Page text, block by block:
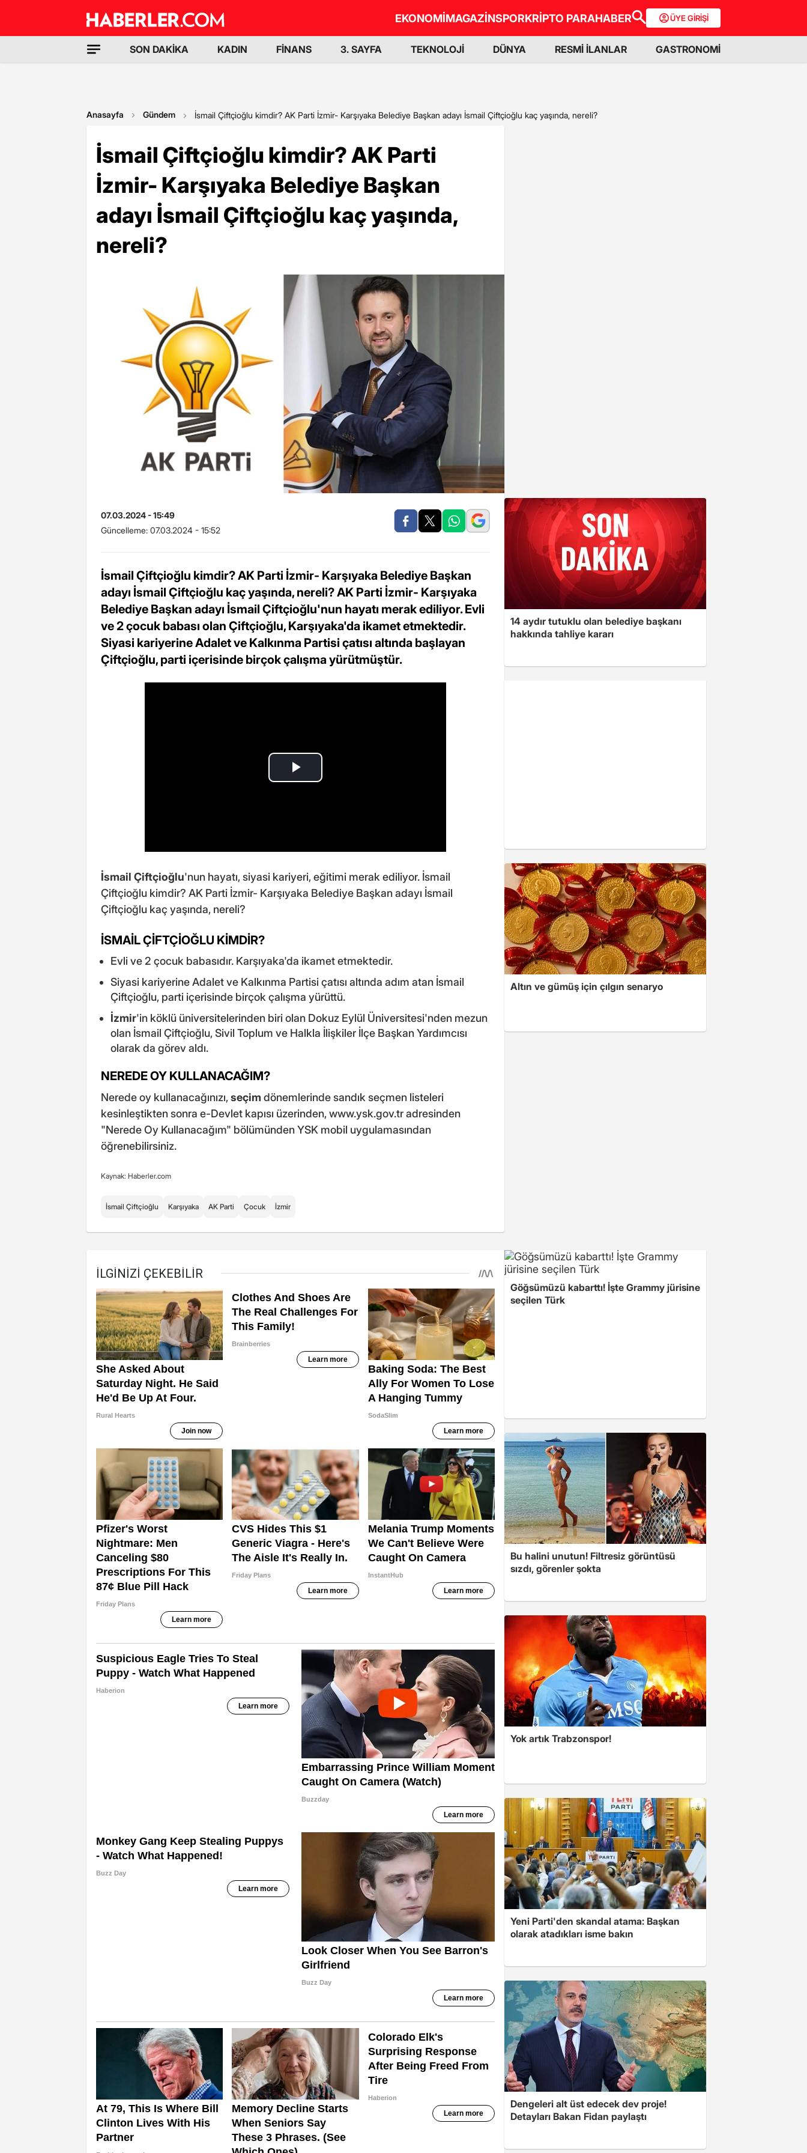
EKONOMİMAGAZİNSPORKRİPTO PARAHABER ÜYE GİRİŞİ
SON DAKİKA KADIN FİNANS 3. SAYFA TEKNOLOJİ DÜNYA RESMİ İLANLAR GASTRONOMİ
Anasayfa Gündem İsmail Çiftçioğlu kimdir? AK Parti İzmir- Karşıyaka Belediye Başkan adayı İsmail Çiftçioğlu kaç yaşında, nereli?
İsmail Çiftçioğlu kimdir? AK Parti
İzmir- Karşıyaka Belediye Başkan
adayı İsmail Çiftçioğlu kaç yaşında,
nereli?
07.03.2024 - 15:49
Güncelleme: 07.03.2024 - 15:52
İsmail Çiftçioğlu kimdir? AK Parti İzmir- Karşıyaka Belediye Başkan
adayı İsmail Çiftçioğlu kaç yaşında, nereli? AK Parti İzmir- Karşıyaka
Belediye Başkan adayı İsmail Çiftçioğlu'nun hayatı merak ediliyor. Evli
ve 2 çocuk babası olan Çiftçioğlu, Karşıyaka'da ikamet etmektedir.
Siyasi kariyerine Adalet ve Kalkınma Partisi çatısı altında başlayan
Çiftçioğlu, parti içerisinde birçok çalışma yürütmüştür.
İsmail Çiftçioğlu'nun hayatı, siyasi kariyeri, eğitimi merak ediliyor. İsmail
Çiftçioğlu kimdir? AK Parti İzmir- Karşıyaka Belediye Başkan adayı İsmail
Çiftçioğlu kaç yaşında, nereli?
İSMAİL ÇİFTÇİOĞLU KİMDİR?
Evli ve 2 çocuk babasıdır. Karşıyaka'da ikamet etmektedir.
Siyasi kariyerine Adalet ve Kalkınma Partisi çatısı altında adım atan İsmail
Çiftçioğlu, parti içerisinde birçok çalışma yürüttü.
İzmir'in köklü üniversitelerinden biri olan Dokuz Eylül Üniversitesi'nden mezun
olan İsmail Çiftçioğlu, Sivil Toplum ve Halkla İlişkiler İlçe Başkan Yardımcısı
olarak da görev aldı.
NEREDE OY KULLANACAĞIM?
Nerede oy kullanacağınızı,seçim dönemlerinde sandık seçmen listeleri
kesinleştikten sonra e-Devlet kapısı üzerinden,www.ysk.gov.tradresinden
"Nerede Oy Kullanacağım" bölümünden YSK mobil uygulamasından
öğrenebilirsiniz.
Kaynak: Haberler.com
İsmail Çiftçioğlu Karşıyaka AK Parti Çocuk İzmir
14 aydır tutuklu olan belediye başkanı
hakkında tahliye kararı
Altın ve gümüş için çılgın senaryo
Göğsümüzü kabarttı! İşte Grammy jürisine
seçilen Türk
Bu halini unutun! Filtresiz görüntüsü
sızdı, görenler şokta
Yok artık Trabzonspor!
Yeni Parti'den skandal atama: Başkan
olarak atadıkları isme bakın
Dengeleri alt üst edecek dev proje!
Detayları Bakan Fidan paylaştı